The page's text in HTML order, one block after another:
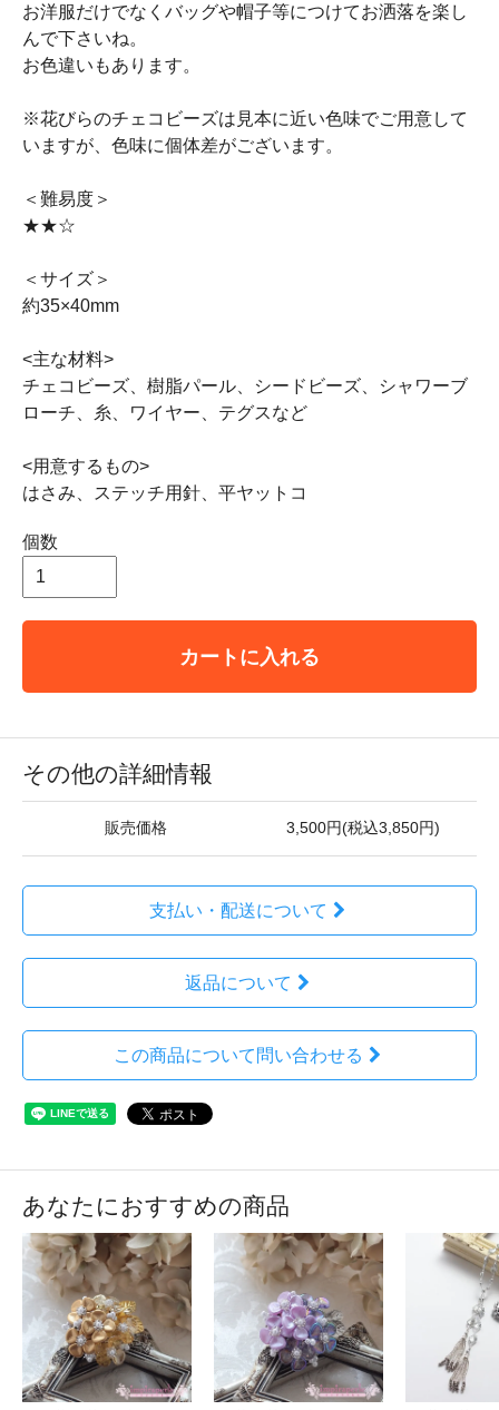
お洋服だけでなくバッグや帽子等につけてお洒落を楽し
んで下さいね。
お色違いもあります。
※花びらのチェコビーズは見本に近い色味でご用意して
いますが、色味に個体差がございます。
＜難易度＞
★★☆
＜サイズ＞
約35×40mm
<主な材料>
チェコビーズ、樹脂パール、シードビーズ、シャワーブ
ローチ、糸、ワイヤー、テグスなど
<用意するもの>
はさみ、ステッチ用針、平ヤットコ
個数
カートに入れる
その他の詳細情報
販売価格 3,500円(税込3,850円)
支払い・配送について
返品について
この商品について問い合わせる
あなたにおすすめの商品